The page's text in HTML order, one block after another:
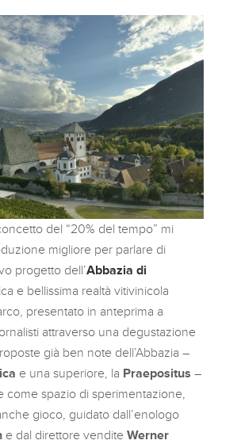
del “20% del tempo” mi
migliore per parlare di
progetto dell’Abbazia di
e bellissima realtà vitivinicola
presentato in anteprima a
attraverso una degustazione
già ben note dell’Abbazia –
e una superiore, la Praepositus –
come spazio di sperimentazione,
gioco, guidato dall’enologo
e dal direttore venditeWerner